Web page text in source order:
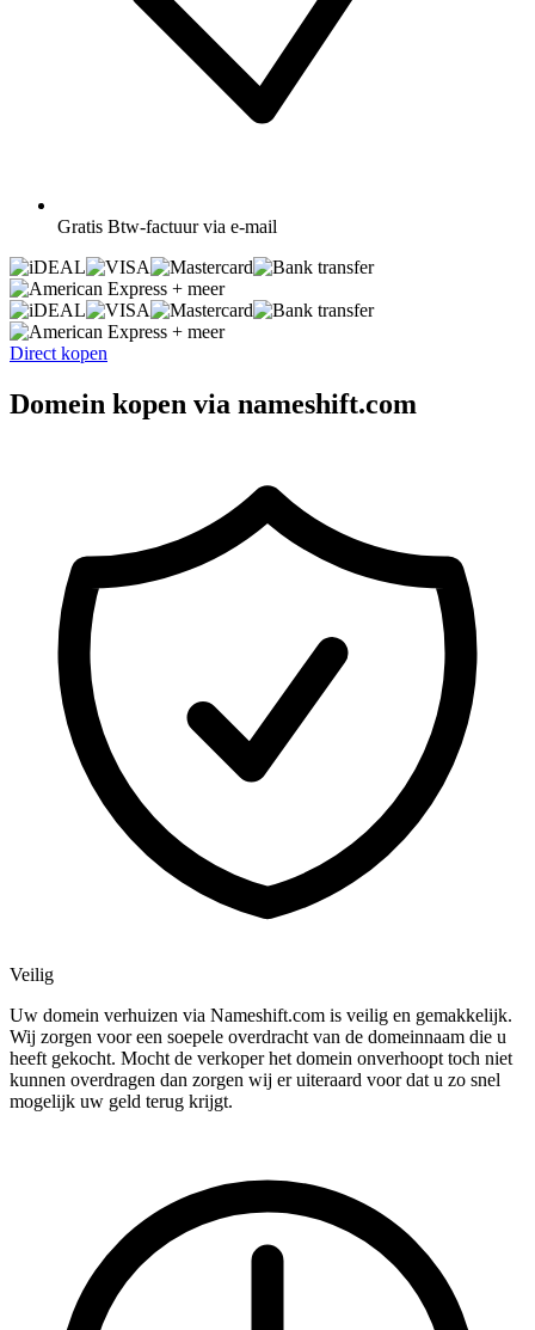
Gratis Btw-factuur via e-mail
+ meer
+ meer
Direct kopen
Domein kopen via nameshift.com
Veilig
Uw domein verhuizen via Nameshift.com is veilig en gemakkelijk.
Wij zorgen voor een soepele overdracht van de domeinnaam die u
heeft gekocht. Mocht de verkoper het domein onverhoopt toch niet
kunnen overdragen dan zorgen wij er uiteraard voor dat u zo snel
mogelijk uw geld terug krijgt.